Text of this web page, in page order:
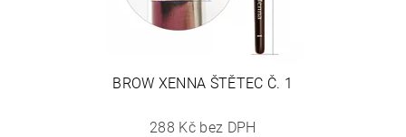
BROW XENNA ŠTĚTEC Č. 1
288 Kč bez DPH